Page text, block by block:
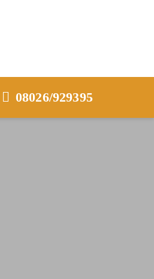
08026/929395